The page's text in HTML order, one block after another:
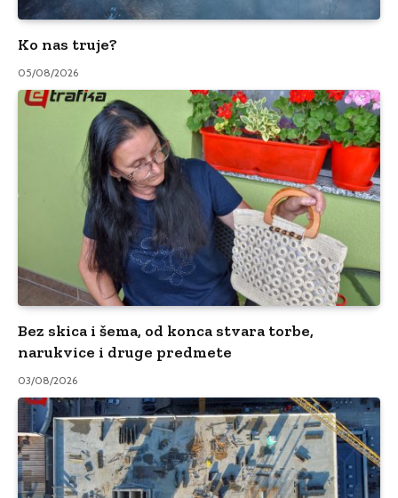
Ko nas truje?
05/08/2026
Bez skica i šema, od konca stvara torbe,
narukvice i druge predmete
03/08/2026